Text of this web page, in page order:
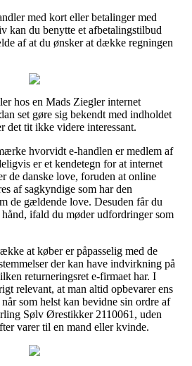
med kort eller betalinger med
kan du benytte et afbetalingstilbud
af at du ønsker at dække regningen
hos en Mads Ziegler internet
set gøre sig bekendt med indholdet
det tit ikke videre interessant.
hvorvidt e-handlen er medlem af
er et kendetegn for at internet
de danske love, foruden at online
af sagkyndige som har den
de gældende love. Desuden får du
ifald du møder udfordringer som
at køber er påpasselig med de
der kan have indvirkning på
returneringsret e-firmaet har. I
relevant, at man altid opbevarer ens
som helst kan bevidne sin ordre af
Sølv Ørestikker 2110061, uden
varer til en mand eller kvinde.